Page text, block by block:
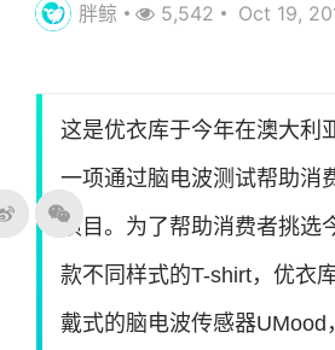
胖鲸 5,542 Oct 19,
这是优衣库于今年在澳大利
一项通过脑电波测试帮助消
项目。为了帮助消费者挑选
款不同样式的T-shirt，优衣
戴式的脑电波传感器UMood